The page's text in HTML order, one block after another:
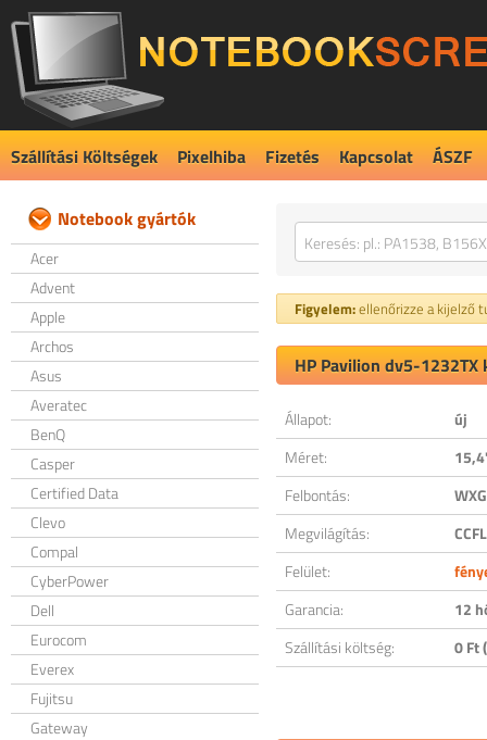
Szállítási Költségek Pixelhiba Fizetés Kapcsolat ÁSZF
Notebook gyártók
Acer
Advent
Apple
Archos
Asus
Averatec
BenQ
Casper
Certified Data
Clevo
Compal
CyberPower
Dell
Eurocom
Everex
Fujitsu
Gateway
Figyelem:ellenőrizze a kijelző
HP Pavilion dv5-
Állapot:
új
Méret:
Felbontás:
Megvilágítás:
CCFL
Felület:
Garancia:
12
Szállítási költség:
0 Ft